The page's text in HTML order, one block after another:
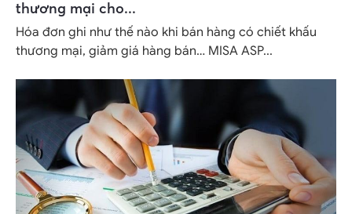
thương mại cho...
Hóa đơn ghi như thế nào khi bán hàng có chiết khấu
thương mại, giảm giá hàng bán… MISA ASP...